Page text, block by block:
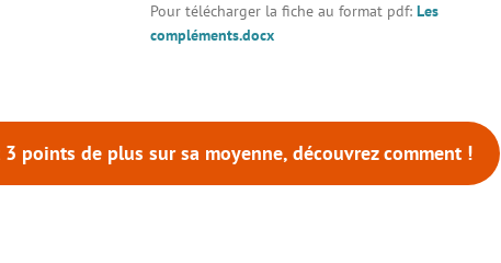
Pour télécharger la fiche au format pdf: Les
compléments.docx
points de plus sur sa moyenne, découvrez comment !